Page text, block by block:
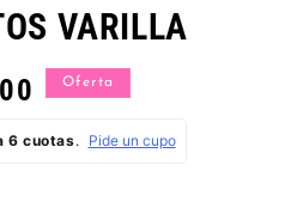
VARILLA
Oferta